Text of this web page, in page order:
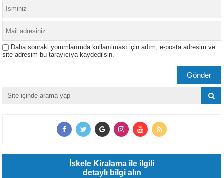
Daha sonraki yorumlarımda kullanılması için adım, e-posta adresim ve
site adresim bu tarayıcıya kaydedilsin.
İskele Kiralama ile ilgili
detaylı bilgi alın